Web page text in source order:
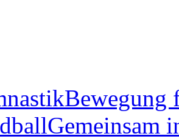
Bewegung
Gemeinsam